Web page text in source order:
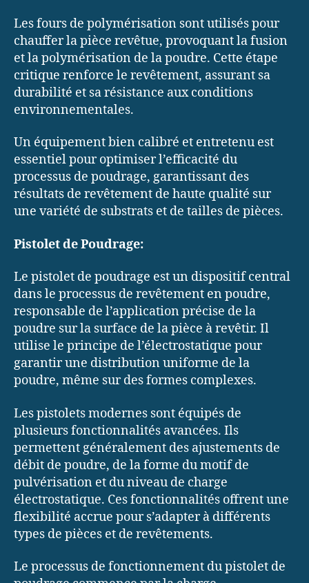
Les fours de polymérisation sont utilisés pour
chauffer la pièce revêtue, provoquant la fusion
et la polymérisation de la poudre. Cette étape
critique renforce le revêtement, assurant sa
durabilité et sa résistance aux conditions
environnementales.
Un équipement bien calibré et entretenu est
essentiel pour optimiser l’efficacité du
processus de poudrage, garantissant des
résultats de revêtement de haute qualité sur
une variété de substrats et de tailles de pièces.
Pistolet de Poudrage:
Le pistolet de poudrage est un dispositif central
dans le processus de revêtement en poudre,
responsable de l’application précise de la
poudre sur la surface de la pièce à revêtir. Il
utilise le principe de l’électrostatique pour
garantir une distribution uniforme de la
poudre, même sur des formes complexes.
Les pistolets modernes sont équipés de
plusieurs fonctionnalités avancées. Ils
permettent généralement des ajustements de
débit de poudre, de la forme du motif de
pulvérisation et du niveau de charge
électrostatique. Ces fonctionnalités offrent une
flexibilité accrue pour s’adapter à différents
types de pièces et de revêtements.
Le processus de fonctionnement du pistolet de